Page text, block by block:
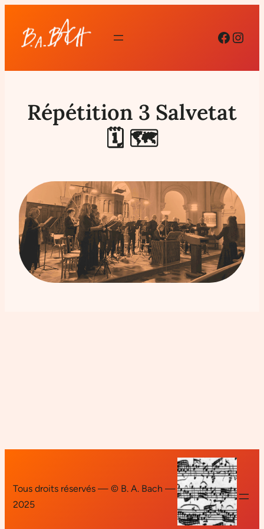
Répétition 3 Salvetat
🗓 🗺
Tous droits réservés — © B. A. Bach —
2025